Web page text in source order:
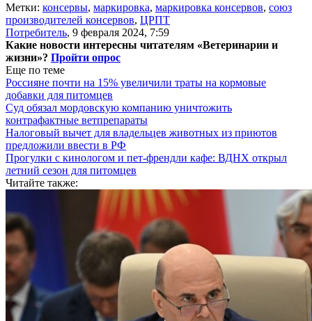
Метки: консервы, маркировка, маркировка консервов, союз
производителей консервов, ЦРПТ
Потребитель, 9 февраля 2024, 7:59
Какие новости интересны читателям «Ветеринарии и
жизни»? Пройти опрос
Еще по теме
Россияне почти на 15% увеличили траты на кормовые
добавки для питомцев
Суд обязал мордовскую компанию уничтожить
контрафактные ветпрепараты
Налоговый вычет для владельцев животных из приютов
предложили ввести в РФ
Прогулки с кинологом и пет-френдли кафе: ВДНХ открыл
летний сезон для питомцев
Читайте также: